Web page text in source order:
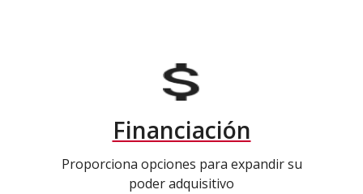
Financiación
Proporciona opciones para expandir su
poder adquisitivo